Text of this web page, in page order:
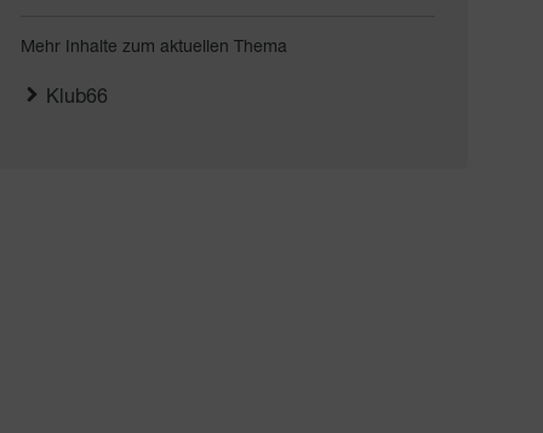
Mehr Inhalte zum aktuellen Thema
Klub66